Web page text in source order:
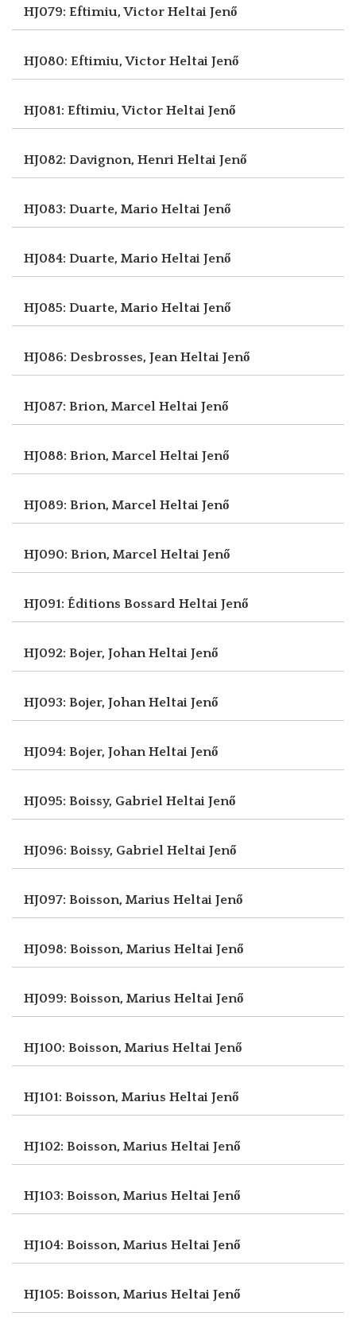
HJ079: Eftimiu, Victor Heltai Jenő
HJ080: Eftimiu, Victor Heltai Jenő
HJ081: Eftimiu, Victor Heltai Jenő
HJ082: Davignon, Henri Heltai Jenő
HJ083: Duarte, Mario Heltai Jenő
HJ084: Duarte, Mario Heltai Jenő
HJ085: Duarte, Mario Heltai Jenő
HJ086: Desbrosses, JeanHeltai Jenő
HJ087: Brion, Marcel Heltai Jenő
HJ088: Brion, Marcel Heltai Jenő
HJ089: Brion, Marcel Heltai Jenő
HJ090: Brion, Marcel Heltai Jenő
HJ091: Éditions Bossard Heltai Jenő
HJ092: Bojer, JohanHeltai Jenő
HJ093: Bojer, JohanHeltai Jenő
HJ094: Bojer, JohanHeltai Jenő
HJ095: Boissy, Gabriel Heltai Jenő
HJ096: Boissy, Gabriel Heltai Jenő
HJ097: Boisson, Marius Heltai Jenő
HJ098: Boisson, Marius Heltai Jenő
HJ099: Boisson, Marius Heltai Jenő
HJ100: Boisson, Marius Heltai Jenő
HJ101: Boisson, Marius Heltai Jenő
HJ102: Boisson, Marius Heltai Jenő
HJ103: Boisson, Marius Heltai Jenő
HJ104: Boisson, Marius Heltai Jenő
HJ105: Boisson, Marius Heltai Jenő